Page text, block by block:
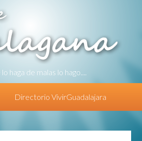
haga de malas lo hago....
Directorio VivirGuadalajara